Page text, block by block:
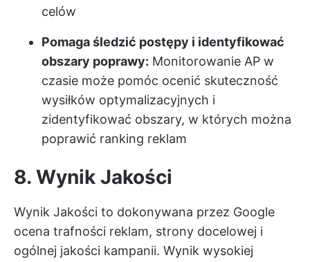
celów
Pomaga śledzić postępy i identyfikować
obszary poprawy: Monitorowanie AP w
czasie może pomóc ocenić skuteczność
wysiłków optymalizacyjnych i
zidentyfikować obszary, w których można
poprawić ranking reklam
8. Wynik Jakości
Wynik Jakości to dokonywana przez Google
ocena trafności reklam, strony docelowej i
ogólnej jakości kampanii. Wynik wysokiej